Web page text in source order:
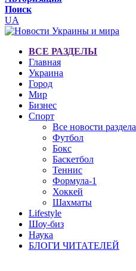
Поиск
UA
ВСЕ РАЗДЕЛЫ
Главная
Украина
Город
Мир
Бизнес
Спорт
Все новости раздела
Футбол
Бокс
Баскетбол
Теннис
Формула-1
Хоккей
Шахматы
Lifestyle
Шоу-биз
Наука
БЛОГИ ЧИТАТЕЛЕЙ